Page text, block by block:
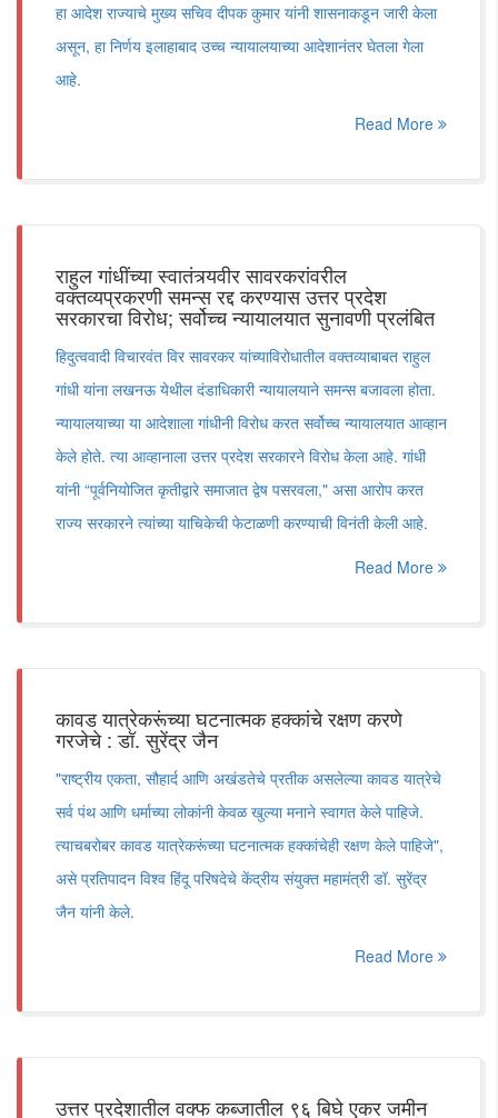
हा आदेश राज्याचे मुख्य सचिव दीपक कुमार यांनी शासनाकडून जारी केला
असून, हा निर्णय इलाहाबाद उच्च न्यायालयाच्या आदेशानंतर घेतला गेला
आहे.
Read More
राहुल गांधींच्या स्वातंत्र्यवीर सावरकरांवरील
वक्तव्यप्रकरणी समन्स रद्द करण्यास उत्तर प्रदेश
सरकारचा विरोध; सर्वोच्च न्यायालयात सुनावणी प्रलंबित
हिदुत्ववादी विचारवंत विर सावरकर यांच्याविरोधातील वक्तव्याबाबत राहुल
गांधी यांना लखनऊ येथील दंडाधिकारी न्यायालयाने समन्स बजावला होता.
न्यायालयाच्या या आदेशाला गांधीनी विरोध करत सर्वोच्च न्यायालयात आव्हान
केले होते. त्या आव्हानाला उत्तर प्रदेश सरकारने विरोध केला आहे. गांधी
यांनी “पूर्वनियोजित कृतीद्वारे समाजात द्वेष पसरवला," असा आरोप करत
राज्य सरकारने त्यांच्या याचिकेची फेटाळणी करण्याची विनंती केली आहे.
Read More
कावड यात्रेकरूंच्या घटनात्मक हक्कांचे रक्षण करणे
गरजेचे : डॉ. सुरेंद्र जैन
"राष्ट्रीय एकता, सौहार्द आणि अखंडतेचे प्रतीक असलेल्या कावड यात्रेचे
सर्व पंथ आणि धर्माच्या लोकांनी केवळ खुल्या मनाने स्वागत केले पाहिजे.
त्याचबरोबर कावड यात्रेकरूंच्या घटनात्मक हक्कांचेही रक्षण केले पाहिजे",
असे प्रतिपादन विश्व हिंदू परिषदेचे केंद्रीय संयुक्त महामंत्री डॉ. सुरेंद्र
जैन यांनी केले.
Read More
उत्तर प्रदेशातील वक्फ कब्जातील ९६ बिघे एकर जमीन